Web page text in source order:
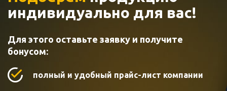
индивидуально для вас!
Для этого оставьте заявку и получите
бонусом:
полный и удобный прайс-лист компании